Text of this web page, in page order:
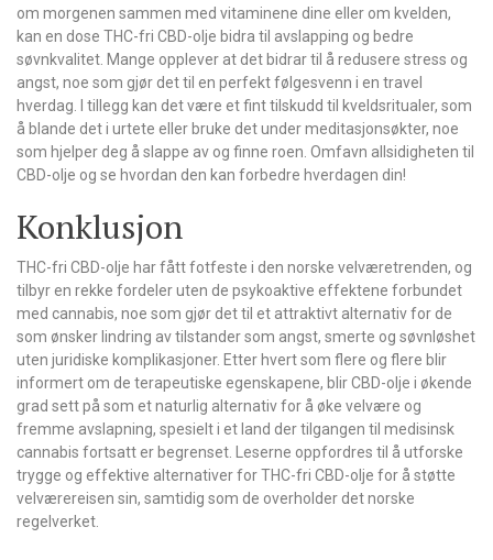
om morgenen sammen med vitaminene dine eller om kvelden,
kan en dose THC-fri CBD-olje bidra til avslapping og bedre
søvnkvalitet. Mange opplever at det bidrar til å redusere stress og
angst, noe som gjør det til en perfekt følgesvenn i en travel
hverdag. I tillegg kan det være et fint tilskudd til kveldsritualer, som
å blande det i urtete eller bruke det under meditasjonsøkter, noe
som hjelper deg å slappe av og finne roen. Omfavn allsidigheten til
CBD-olje og se hvordan den kan forbedre hverdagen din!
Konklusjon
THC-fri CBD-olje har fått fotfeste i den norske velværetrenden, og
tilbyr en rekke fordeler uten de psykoaktive effektene forbundet
med cannabis, noe som gjør det til et attraktivt alternativ for de
som ønsker lindring av tilstander som angst, smerte og søvnløshet
uten juridiske komplikasjoner. Etter hvert som flere og flere blir
informert om de terapeutiske egenskapene, blir CBD-olje i økende
grad sett på som et naturlig alternativ for å øke velvære og
fremme avslapning, spesielt i et land der tilgangen til medisinsk
cannabis fortsatt er begrenset. Leserne oppfordres til å utforske
trygge og effektive alternativer for THC-fri CBD-olje for å støtte
velværereisen sin, samtidig som de overholder det norske
regelverket.